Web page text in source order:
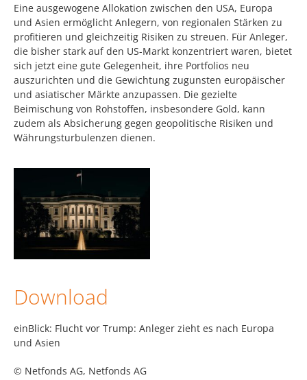
Eine ausgewogene Allokation zwischen den USA, Europa
und Asien ermöglicht Anlegern, von regionalen Stärken zu
profitieren und gleichzeitig Risiken zu streuen. Für Anleger,
die bisher stark auf den US-Markt konzentriert waren, bietet
sich jetzt eine gute Gelegenheit, ihre Portfolios neu
auszurichten und die Gewichtung zugunsten europäischer
und asiatischer Märkte anzupassen. Die gezielte
Beimischung von Rohstoffen, insbesondere Gold, kann
zudem als Absicherung gegen geopolitische Risiken und
Währungsturbulenzen dienen.
Download
einBlick: Flucht vor Trump: Anleger zieht es nach Europa
und Asien
© Netfonds AG, Netfonds AG